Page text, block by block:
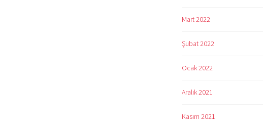
Mart 2022
Şubat 2022
Ocak 2022
Aralık 2021
Kasım 2021